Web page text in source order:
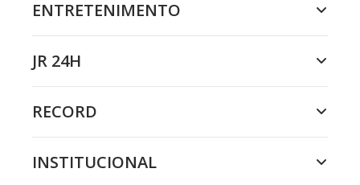
ENTRETENIMENTO
JR 24H
RECORD
INSTITUCIONAL